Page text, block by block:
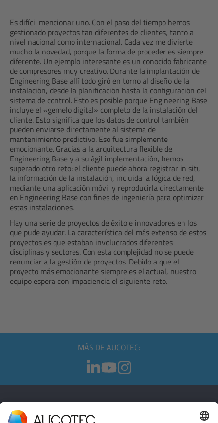
Es difícil mencionar uno. Con el paso del tiempo hemos
gestionado proyectos tan diferentes de clientes, tanto a
nivel nacional como internacional. Cada vez me divierte
mucho la novedad, porque la forma de proceder es siempre
diferente. Un ejemplo interesante es un conocido fabricante
de compresores muy creativo. Durante la implantación de
Engineering Base allí todo giró en torno al diseño de la
instalación, desde la planificación hasta la configuración del
sistema de control. Esto es posible porque Engineering Base
incluye el «gemelo digital» completo de la instalación del
cliente. Esto significa que los datos de control también
pueden enviarse directamente al sistema de
mantenimiento predictivo. Eso fue simplemente
emocionante. Gracias a la arquitectura flexible de
Engineering Base y a su ágil implementación, hemos
superado otro reto: el cliente puede ahora registrar in situ
la información de la instalación, incluida la lógica de red,
mediante una aplicación móvil y reproducirla directamente
en Engineering Base con fines de ingeniería para optimizar
estas instalaciones.
Hay una serie de proyectos de éxito e innovadores en los
que pude ayudar. La característica del más extenso de estos
proyectos es que estaban involucrados diferentes
disciplinas y sectores. Con esta complejidad no se puede
renunciar a la gestión de proyectos. Debido a que el
proyecto más emocionante siempre es el actual, nuestro
equipo espera con impaciencia el siguiente reto.
MÁS DE AUCOTEC:
CONTACTO